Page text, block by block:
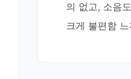
의 없고, 소음
크게 불편함